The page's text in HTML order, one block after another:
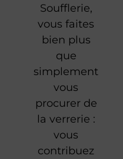
Soufflerie,
vous faites
bien plus
que
simplement
vous
procurer de
la verrerie :
vous
contribuez